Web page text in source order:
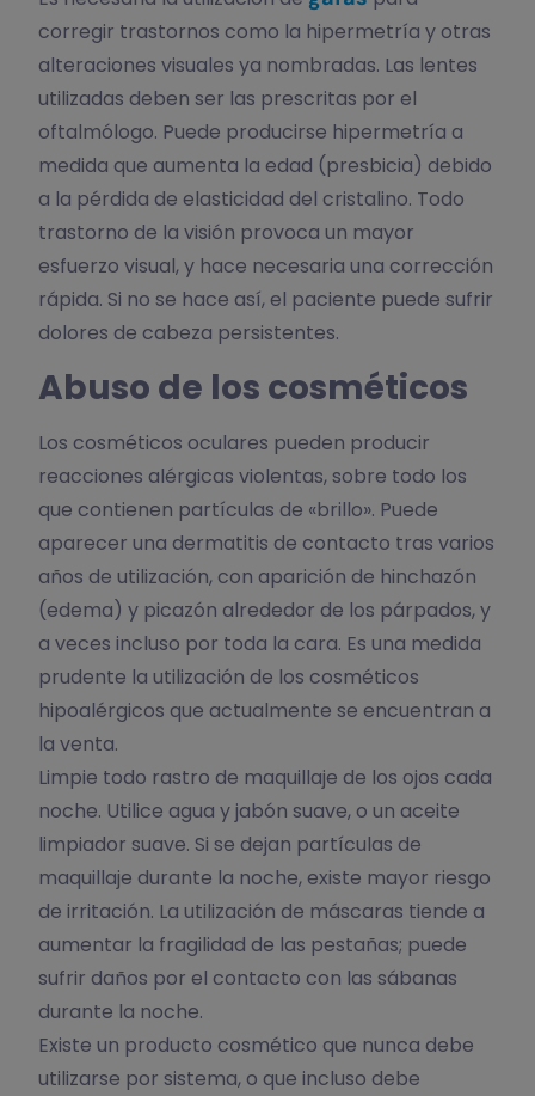
corregir trastornos como la hipermetría y otras
alteraciones visuales ya nombradas. Las lentes
utilizadas deben ser las prescritas por el
oftalmólogo. Puede producirse hipermetría a
medida que aumenta la edad (presbicia) debido
a la pérdida de elasticidad del cristalino. Todo
trastorno de la visión provoca un mayor
esfuerzo visual, y hace necesaria una corrección
rápida. Si no se hace así, el paciente puede sufrir
dolores de cabeza persistentes.
Abuso de los cosméticos
Los cosméticos oculares pueden producir
reacciones alérgicas violentas, sobre todo los
que contienen partículas de «brillo». Puede
aparecer una dermatitis de contacto tras varios
años de utilización, con aparición de hinchazón
(edema) y picazón alrededor de los párpados, y
a veces incluso por toda la cara. Es una medida
prudente la utilización de los cosméticos
hipoalérgicos que actualmente se encuentran a
la venta.
Limpie todo rastro de maquillaje de los ojos cada
noche. Utilice agua y jabón suave, o un aceite
limpiador suave. Si se dejan partículas de
maquillaje durante la noche, existe mayor riesgo
de irritación. La utilización de máscaras tiende a
aumentar la fragilidad de las pestañas; puede
sufrir daños por el contacto con las sábanas
durante la noche.
Existe un producto cosmético que nunca debe
utilizarse por sistema, o que incluso debe